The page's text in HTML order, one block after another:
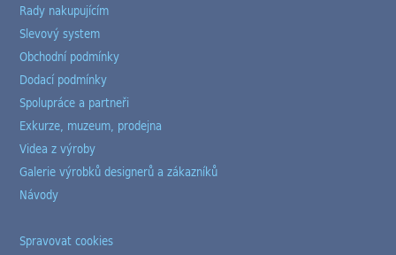
Rady nakupujícím
Slevový system
Obchodní podmínky
Dodací podmínky
Spolupráce a partneři
Exkurze, muzeum, prodejna
Videa z výroby
Galerie výrobků designerů a zákazníků
Návody
Spravovat cookies